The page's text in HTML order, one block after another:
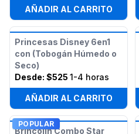
AÑADIR AL CARRITO
Princesas Disney 6en1
con (Tobogán Húmedo o
Seco)
Desde: $525 1-4 horas
AÑADIR AL CARRITO
POPULAR
Brincolín Combo Star